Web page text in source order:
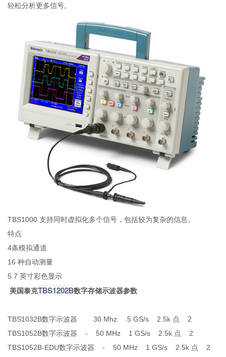
轻松分析更多信号。
TBS1000 支持同时虚拟化多个信号，包括较为复杂的信息。
特点
4条模拟通道
16 种自动测量
5.7 英寸彩色显示
美国泰克TBS1202B数字存储示波器参数
TBS1032B数字示波器 30 Mhz .5 GS/s 2.5k 点 2
TBS1052B数字示波器 - 50 MHz 1 GS/s 2.5k 点 2
TBS1052B-EDU数字示波器 - 50 MHz 1 GS/s 2.5k 点 2